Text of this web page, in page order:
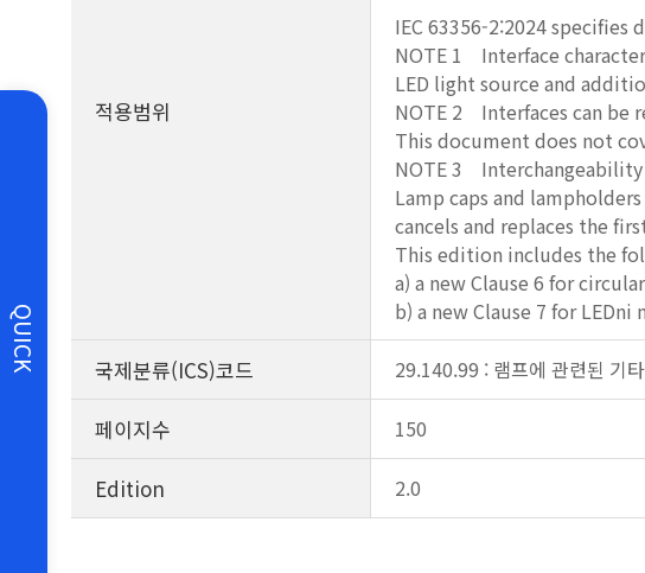
QUICK
적용범위
IEC 63356-2:2024
NOTE 1 Interface
LED light source and
NOTE 2 Interfaces can be
This document does not
NOTE 3 Interchangeability
Lamp caps and
cancels and replaces the
This edition includes the
a) a new Clause 6 for
b) a new Clause 7 for
국제분류(ICS)코드 29.140.99 : 램프에 관련된 기
페이지수 150
Edition 2.0